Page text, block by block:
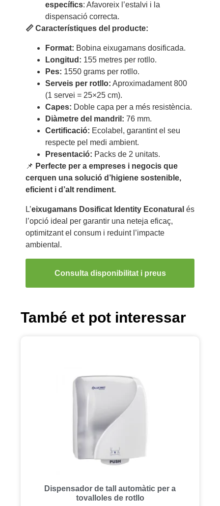
específics: Afavoreix l’estalvi i la
dispensació correcta.
📏 Característiques del producte:
Format: Bobina eixugamans dosificada.
Longitud: 155 metres per rotllo.
Pes: 1550 grams per rotllo.
Serveis per rotllo: Aproximadament 800
(1 servei = 25×25 cm).
Capes: Doble capa per a més resistència.
Diàmetre del mandril: 76 mm.
Certificació: Ecolabel, garantint el seu
respecte pel medi ambient.
Presentació: Packs de 2 unitats.
📌 Perfecte per a empreses i negocis que
cerquen una solució d’higiene sostenible,
eficient i d’alt rendiment.
L’eixugamans Dosificat Identity Econatural és
l’opció ideal per garantir una neteja eficaç,
optimitzant el consum i reduint l’impacte
ambiental.
Consulta disponibilitat i preus
També et pot interessar
Dispensador de tall automàtic per a
tovalloles de rotllo